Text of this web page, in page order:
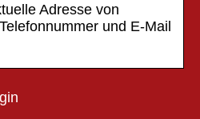
Adresse von
und E-Mail